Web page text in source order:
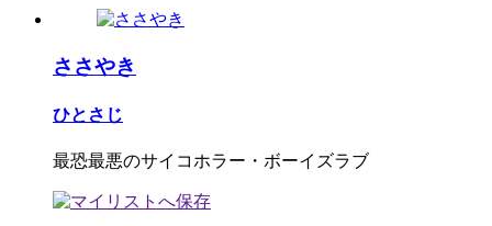
ささやき
ひとさじ
最恐最悪のサイコホラー・ボーイズラブ